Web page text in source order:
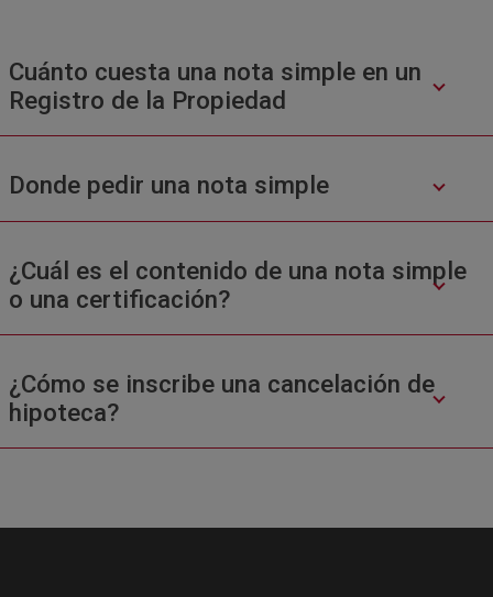
Cuánto cuesta una nota simple en un
Registro de la Propiedad
Donde pedir una nota simple
¿Cuál es el contenido de una nota simple
o una certificación?
¿Cómo se inscribe una cancelación de
hipoteca?